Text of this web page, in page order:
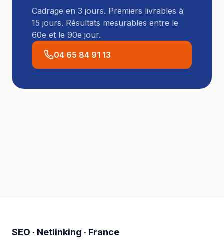
Cadrage en 3 jours. Premiers livrables à
15 jours. Résultats mesurables entre le
60e et le 90e jour.
04 65 84 91 13
SEO · Netlinking · France